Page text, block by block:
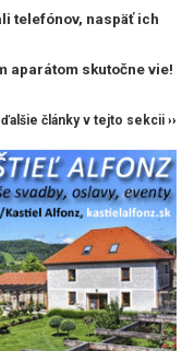
telefónov, naspäť ich
aparátom skutočne vie!
ďalšie články v tejto sekcii ››